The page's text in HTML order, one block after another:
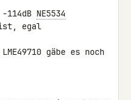
114dB NE5534
egal
LME49710 gäbe es noch